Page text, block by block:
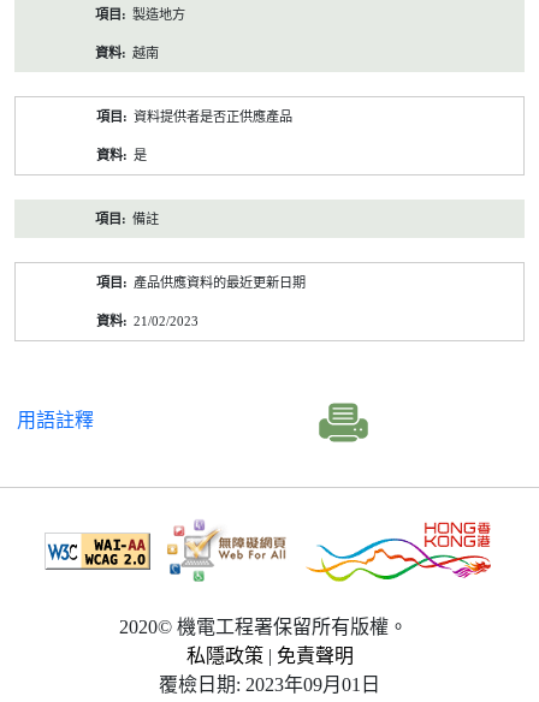
製造地方
越南
資料提供者是否正供應產品
是
備註
產品供應資料的最近更新日期
21/02/2023
用語註釋
2020© 機電工程署保留所有版權。
私隱政策 | 免責聲明
覆檢日期: 2023年09月01日